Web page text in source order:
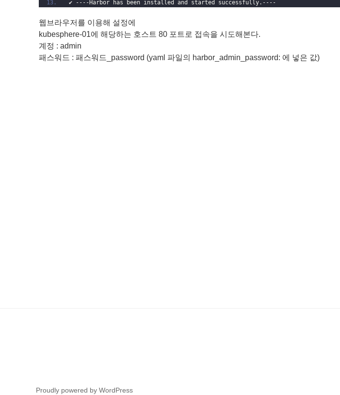
✔ ----Harbor has been installed and started successfully.----
웹브라우저를 이용해 설정에
kubesphere-01에 해당하는 호스트 80 포트로 접속을 시도해본다.
계정 : admin
패스워드 : 패스워드_password (yaml 파일의 harbor_admin_password: 에 넣은 값)
Proudly powered by WordPress